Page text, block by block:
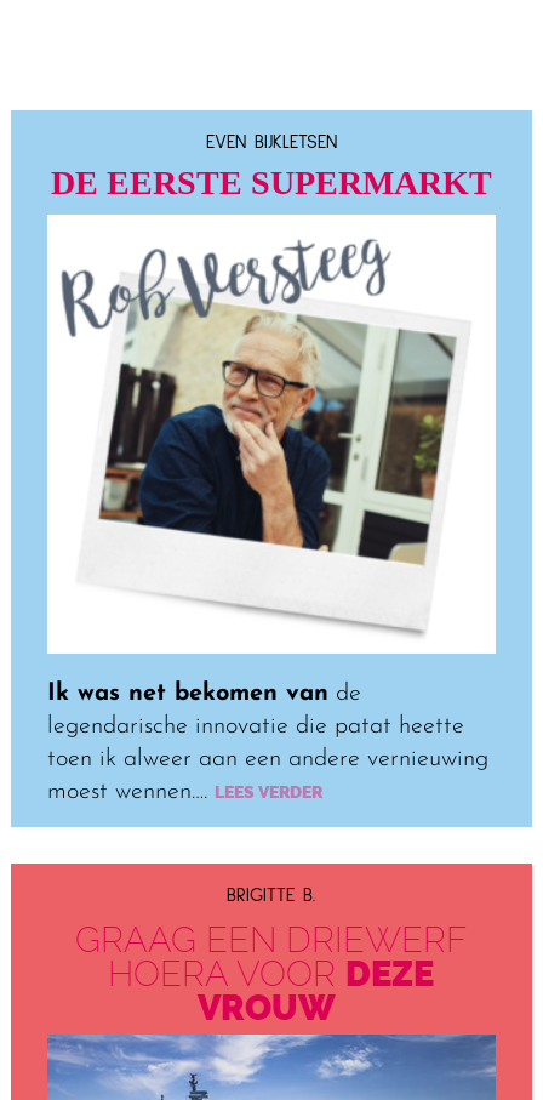
EVEN BIJKLETSEN
DE EERSTE SUPERMARKT
Ik was net bekomen van de
legendarische innovatie die patat heette
toen ik alweer aan een andere vernieuwing
moest wennen….LEES VERDER
BRIGITTE B.
GRAAG EEN DRIEWERF
HOERA VOOR DEZE
VROUW